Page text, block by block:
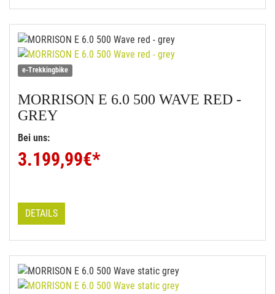
e-Trekkingbike
MORRISON E 6.0 500 WAVE RED -
GREY
Bei uns:
3.199,99€*
DETAILS